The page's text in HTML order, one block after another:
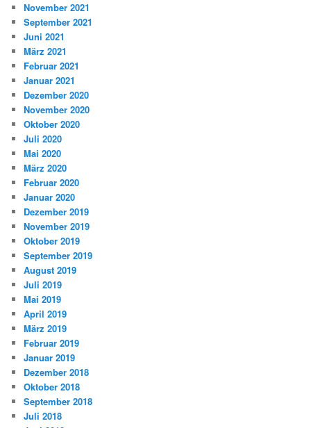
November 2021
September 2021
Juni 2021
März 2021
Februar 2021
Januar 2021
Dezember 2020
November 2020
Oktober 2020
Juli 2020
Mai 2020
März 2020
Februar 2020
Januar 2020
Dezember 2019
November 2019
Oktober 2019
September 2019
August 2019
Juli 2019
Mai 2019
April 2019
März 2019
Februar 2019
Januar 2019
Dezember 2018
Oktober 2018
September 2018
Juli 2018